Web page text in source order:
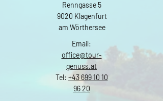
Renngasse 5
9020 Klagenfurt
am Wörthersee
Email:
office@tour-
genuss.at
Tel: +43 699 10 10
96 20